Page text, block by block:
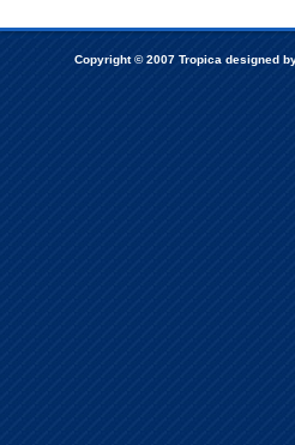
Copyright © 2007 Tropica designed